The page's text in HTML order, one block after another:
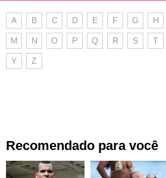
A B C D E F G H
M N O P Q R S T
Y Z
Recomendado para você